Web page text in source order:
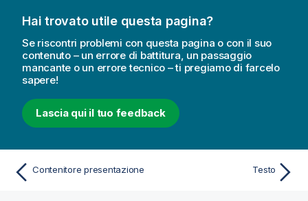
Hai trovato utile questa pagina?
Se riscontri problemi con questa pagina o con il suo
contenuto – un errore di battitura, un passaggio
mancante o un errore tecnico – ti pregiamo di farcelo
sapere!
Lascia qui il tuo feedback
Contenitore presentazione Testo